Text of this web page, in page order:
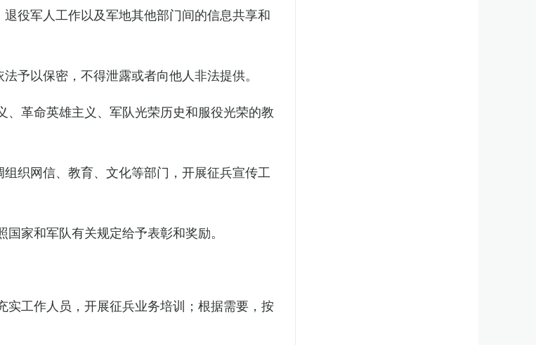
役军人工作以及军地其他部门间的信息共享和
予以保密，不得泄露或者向他人非法提供。
革命英雄主义、军队光荣历史和服役光荣的教
织网信、教育、文化等部门，开展征兵宣传工
家和军队有关规定给予表彰和奖励。
工作人员，开展征兵业务培训；根据需要，按